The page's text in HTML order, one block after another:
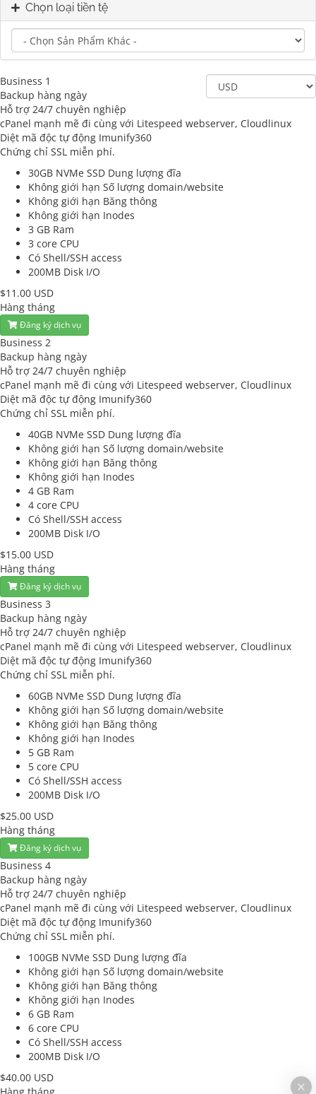
Chọn loại tiền tệ
Business 1
Backup hàng ngày
Hỗ trợ 24/7 chuyên nghiệp
cPanel mạnh mẽ đi cùng với Litespeed webserver, Cloudlinux
Diệt mã độc tự động Imunify360
Chứng chỉ SSL miễn phí.
30GB NVMe SSD Dung lượng đĩa
Không giới hạn Số lượng domain/website
Không giới hạn Băng thông
Không giới hạn Inodes
3 GB Ram
3 core CPU
Có Shell/SSH access
200MB Disk I/O
$11.00 USD
Hàng tháng
Đăng ký dịch vụ
Business 2
Backup hàng ngày
Hỗ trợ 24/7 chuyên nghiệp
cPanel mạnh mẽ đi cùng với Litespeed webserver, Cloudlinux
Diệt mã độc tự động Imunify360
Chứng chỉ SSL miễn phí.
40GB NVMe SSD Dung lượng đĩa
Không giới hạn Số lượng domain/website
Không giới hạn Băng thông
Không giới hạn Inodes
4 GB Ram
4 core CPU
Có Shell/SSH access
200MB Disk I/O
$15.00 USD
Hàng tháng
Đăng ký dịch vụ
Business 3
Backup hàng ngày
Hỗ trợ 24/7 chuyên nghiệp
cPanel mạnh mẽ đi cùng với Litespeed webserver, Cloudlinux
Diệt mã độc tự động Imunify360
Chứng chỉ SSL miễn phí.
60GB NVMe SSD Dung lượng đĩa
Không giới hạn Số lượng domain/website
Không giới hạn Băng thông
Không giới hạn Inodes
5 GB Ram
5 core CPU
Có Shell/SSH access
200MB Disk I/O
$25.00 USD
Hàng tháng
Đăng ký dịch vụ
Business 4
Backup hàng ngày
Hỗ trợ 24/7 chuyên nghiệp
cPanel mạnh mẽ đi cùng với Litespeed webserver, Cloudlinux
Diệt mã độc tự động Imunify360
Chứng chỉ SSL miễn phí.
100GB NVMe SSD Dung lượng đĩa
Không giới hạn Số lượng domain/website
Không giới hạn Băng thông
Không giới hạn Inodes
6 GB Ram
6 core CPU
Có Shell/SSH access
200MB Disk I/O
$40.00 USD